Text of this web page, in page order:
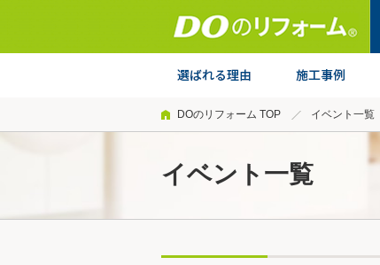
DOのリフォーム TOP イベント一覧
イベント一覧